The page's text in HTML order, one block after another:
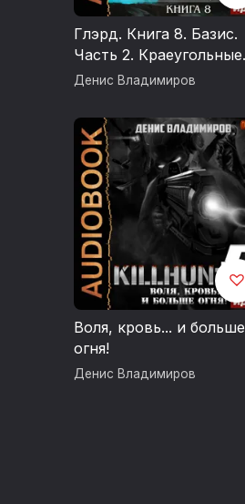
Глэрд. Книга 8. Базис.
Часть 2. Краеугольные
камни
Денис Владимиров
Воля, кровь... и больше
огня!
Денис Владимиров